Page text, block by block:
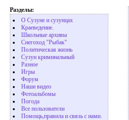
Разделы:
О Сузуне и сузунцах
Краеведение.
Школьные архивы
Снегоход "Рыбак"
Политическая жизнь
Сузун криминальный
Разное
Игры
Форум
Наши видео
Фотоальбомы
Погода
Все пользователи
Помощь,правила и связь с нами.